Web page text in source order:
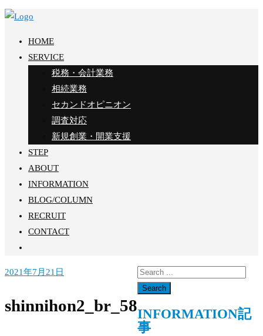
Skip
content
HOME
SERVICE
税務・会計業務
相続業務
セカンドオピニオン
調査対応
新規創業・開業⽀援
STEP
ABOUT
INFORMATION
BLOG/COLUMN
RECRUIT
CONTACT
2021年7月21日
shinnihon2_br_58INFORMATION記
事